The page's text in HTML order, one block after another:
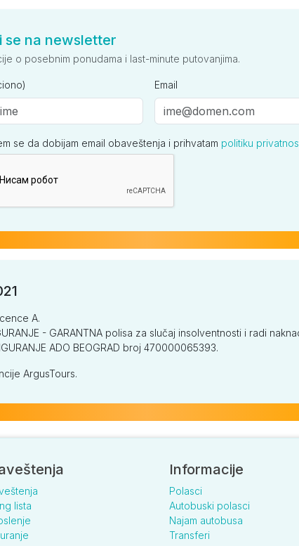
se na newsletter
o posebnim ponudama i last-minute putovanjima.
Email
se da dobijam email obaveštenja i prihvatam politiku
A.
- GARANTNA polisa za slučaj insolventnosti i radi
ADO BEOGRAD broj 470000065393.
ArgusTours.
lista
Informacije
Polasci
Autobuski polasci
Najam autobusa
Transferi